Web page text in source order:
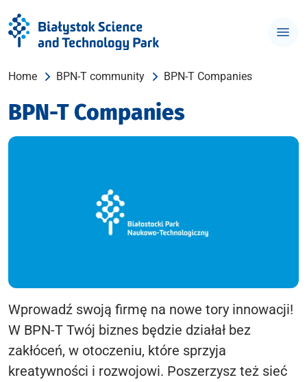
Home BPN-T community BPN-T Companies
BPN-T Companies
Wprowadź swoją firmę na nowe tory innowacji!
W BPN-T Twój biznes będzie działał bez
zakłóceń, w otoczeniu, które sprzyja
kreatywności i rozwojowi. Poszerzysz też sieć